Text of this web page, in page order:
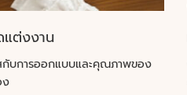
ต่งงาน
กับการออกแบบและคุณภาพของ